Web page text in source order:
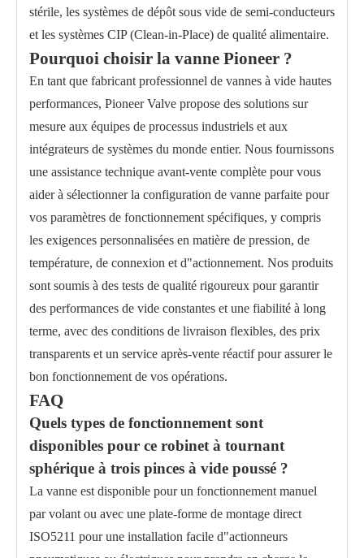
stérile, les systèmes de dépôt sous vide de semi-conducteurs
et les systèmes CIP (Clean-in-Place) de qualité alimentaire.
Pourquoi choisir la vanne Pioneer ?
En tant que fabricant professionnel de vannes à vide hautes
performances, Pioneer Valve propose des solutions sur
mesure aux équipes de processus industriels et aux
intégrateurs de systèmes du monde entier. Nous fournissons
une assistance technique avant-vente complète pour vous
aider à sélectionner la configuration de vanne parfaite pour
vos paramètres de fonctionnement spécifiques, y compris
les exigences personnalisées en matière de pression, de
température, de connexion et d"actionnement. Nos produits
sont soumis à des tests de qualité rigoureux pour garantir
des performances de vide constantes et une fiabilité à long
terme, avec des conditions de livraison flexibles, des prix
transparents et un service après-vente réactif pour assurer le
bon fonctionnement de vos opérations.
FAQ
Quels types de fonctionnement sont
disponibles pour ce robinet à tournant
sphérique à trois pinces à vide poussé ?
La vanne est disponible pour un fonctionnement manuel
par volant ou avec une plate-forme de montage direct
ISO5211 pour une installation facile d"actionneurs